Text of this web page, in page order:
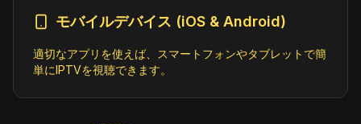
モバイルデバイス (iOS & Android)
適切なアプリを使えば、スマートフォンやタブレットで簡
単にIPTVを視聴できます。